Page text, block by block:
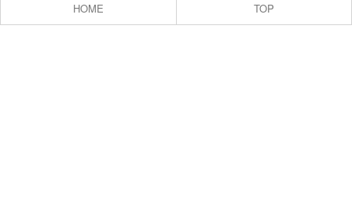
季節の情報（秋）
HOME TOP